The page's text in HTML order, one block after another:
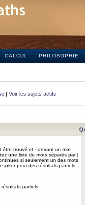
CALCUL PHILOSOPHIE
| Voir les sujets actifs
être trouvé et - devant un mot
une liste de mots séparés par|
si seulement un des mots
joker pour des résultats partiels.
partiels.